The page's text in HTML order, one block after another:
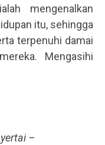
mengenalkan
itu, sehingga
terpenuhi damai
Mengasihi
–